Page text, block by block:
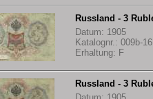
Russland - 3
Datum: 1905
Katalognr.: 009b-16
Erhaltung: F
Russland - 3